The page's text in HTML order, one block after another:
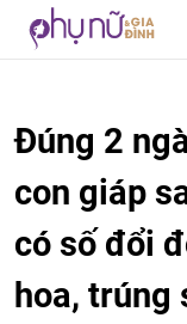
Đúng 2
con giáp
có số đổi
hoa, trúng